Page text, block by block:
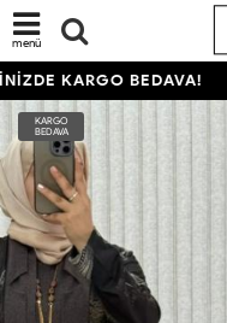
menü
KARGO BEDAVA!
KARGO
BEDAVA